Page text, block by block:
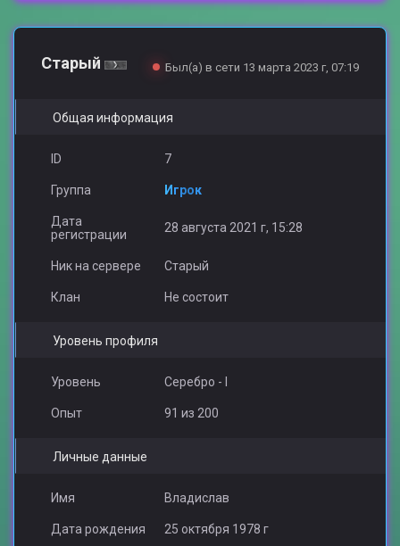
Старый Был(а) в сети 13 марта 2023 г, 07:19
Общая информация
ID 7
Группа Игрок
Дата
регистрации
28 августа 2021 г, 15:28
Ник на сервере Старый
Клан Не состоит
Уровень профиля
Уровень Серебро - I
Опыт 91 из 200
Личные данные
Имя Владислав
Дата рождения 25 октября 1978 г